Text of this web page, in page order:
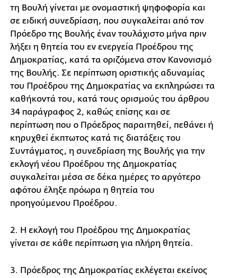
τη Βουλή γίνεται με ονομαστική ψηφοφορία και
σε ειδική συνεδρίαση, που συγκαλείται από τον
Πρόεδρο της Βουλής έναν τουλάχιστο μήνα πριν
λήξει η θητεία του εν ενεργεία Προέδρου της
Δημοκρατίας, κατά τα οριζόμενα στον Κανονισμό
της Βουλής. Σε περίπτωση οριστικής αδυναμίας
του Προέδρου της Δημοκρατίας να εκπληρώσει τα
καθήκοντά του, κατά τους ορισμούς του άρθρου
34 παράγραφος 2, καθώς επίσης και σε
περίπτωση που ο Πρόεδρος παραιτηθεί, πεθάνει ή
κηρυχθεί έκπτωτος κατά τις διατάξεις του
Συντάγματος, η συνεδρίαση της Βουλής για την
εκλογή νέου Προέδρου της Δημοκρατίας
συγκαλείται μέσα σε δέκα ημέρες το αργότερο
αφότου έληξε πρόωρα η θητεία του
προηγούμενου Προέδρου.
2. Η εκλογή του Προέδρου της Δημοκρατίας
γίνεται σε κάθε περίπτωση για πλήρη θητεία.
3. Πρόεδρος της Δημοκρατίας εκλέγεται εκείνος